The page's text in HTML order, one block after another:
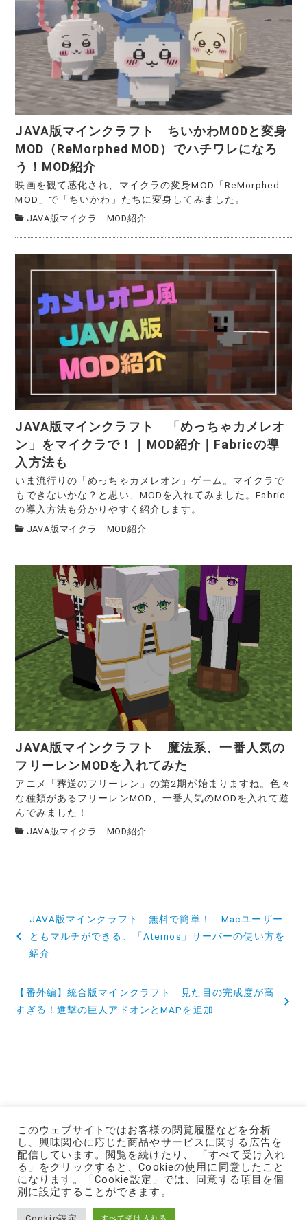
JAVA版マインクラフト ちいかわMODと変身
MOD（ReMorphed MOD）でハチワレになろ
う！MOD紹介
映画を観て感化され、マイクラの変身MOD「ReMorphed
MOD」で「ちいかわ」たちに変身してみました。
JAVA版マイクラ MOD紹介
JAVA版マインクラフト 「めっちゃカメレオ
ン」をマイクラで！｜MOD紹介｜Fabricの導
入方法も
いま流行りの「めっちゃカメレオン」ゲーム。マイクラで
もできないかな？と思い、MODを入れてみました。Fabric
の導入方法も分かりやすく紹介します。
JAVA版マイクラ MOD紹介
JAVA版マインクラフト 魔法系、一番人気の
フリーレンMODを入れてみた
アニメ「葬送のフリーレン」の第2期が始まりますね。色々
な種類があるフリーレンMOD、一番人気のMODを入れて遊
んでみました！
JAVA版マイクラ MOD紹介
稿
ビ
ゲ
JAVA版マインクラフト 無料で簡単！ Macユーザー
ともマルチができる、「Aternos」サーバーの使い方を
紹介
【番外編】統合版マインクラフト 見た目の完成度が高
すぎる！進撃の巨人アドオンとMAPを追加
(C) toshiko.blog All Rights Reserved.
プライバシーポリシー - 運営者情報
このウェブサイトではお客様の閲覧履歴などを分析
し、興味関心に応じた商品やサービスに関する広告を
配信しています。閲覧を続けたり、 「すべて受け入れ
る」をクリックすると、Cookieの使用に同意したこと
になります。「Cookie設定」では、同意する項目を個
別に設定することができます。